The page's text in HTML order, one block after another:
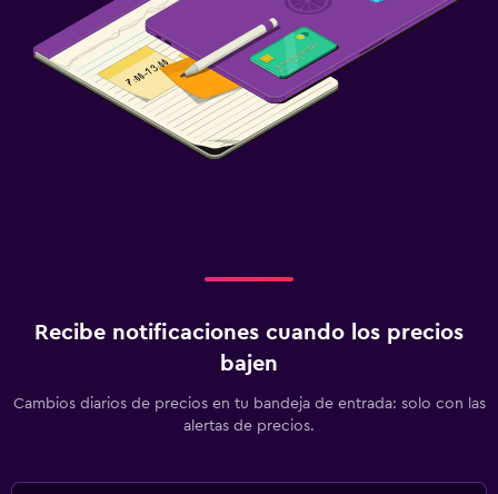
Recibe notificaciones cuando los precios
bajen
Cambios diarios de precios en tu bandeja de entrada: solo con las
alertas de precios.